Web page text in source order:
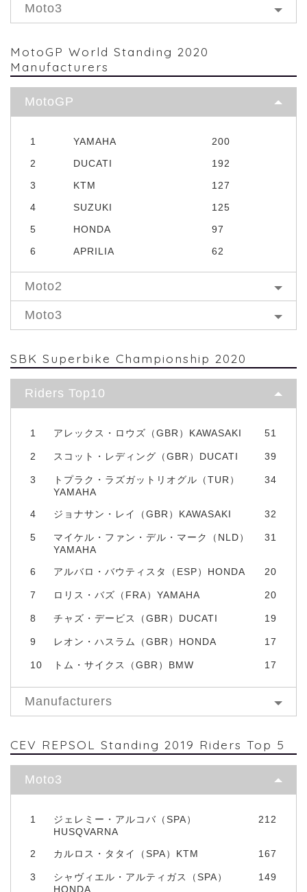
Moto3
MotoGP World Standing 2020
Manufacturers
MotoGP
1 YAMAHA
200
2
DUCATI
192
3
KTM
127
4
SUZUKI
125
5
HONDA
97
6
APRILIA 62
Moto2
Moto3
SBK Superbike Championship 2020
Riders Top10
1 アレックス・ロウズ（GBR）KAWASAKI 51
2 スコット・レディング（GBR）DUCATI 39
3
トプラク・ラズガットリオグル（TUR）
YAMAHA
34
4 ジョナサン・レイ（GBR）KAWASAKI 32
5
マイケル・ファン・デル・マーク（NLD）
YAMAHA
31
6 アルバロ・バウティスタ（ESP）HONDA 20
7 ロリス・バズ（FRA）YAMAHA 20
8 チャズ・デービス（GBR）DUCATI 19
9 レオン・ハスラム（GBR）HONDA 17
10 トム・サイクス（GBR）BMW 17
Manufacturers
CEV REPSOL Standing 2019 Riders Top 5
Moto3
1
ジェレミー・アルコバ（SPA）
HUSQVARNA
212
2 カルロス・タタイ（SPA）KTM 167
3
シャヴィエル・アルティガス（SPA）
HONDA
149